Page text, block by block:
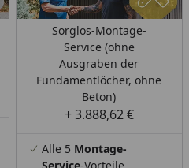
Sorglos-Montage-
Service (ohne
Ausgraben der
Fundamentlöcher, ohne
Beton)
+ 3.888,62 €
Alle 5 Montage-
Service-Vorteile